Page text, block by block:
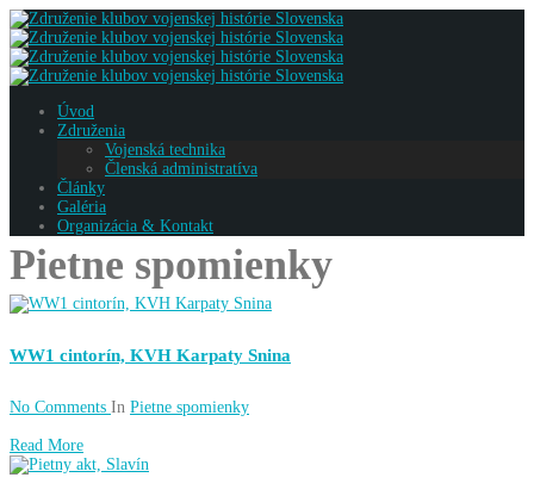
Úvod
Združenia
Vojenská technika
Členská administratíva
Články
Galéria
Organizácia & Kontakt
Pietne spomienky
WW1 cintorín, KVH Karpaty Snina
No Comments In Pietne spomienky
Read More